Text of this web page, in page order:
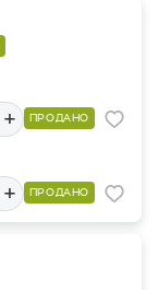
+ ПРОДАНО
+ ПРОДАНО